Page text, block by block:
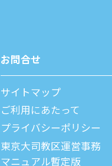
お問合せ
サイトマップ
ご利⽤にあたって
プライバシーポリシー
東京大司教区運営事務
マニュアル暫定版